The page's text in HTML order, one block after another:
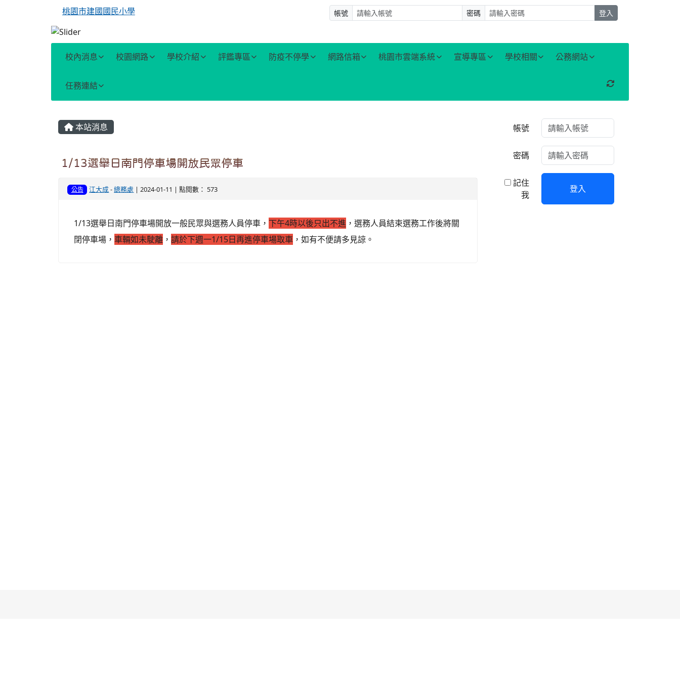
桃園市建國國民小學 帳號 密碼 登入
校內消息 校園網路 學校介紹 評鑑專區 防疫不停學 網路信箱 桃園市雲端系統 宣導專區 學校相關 公務網站
任務連結 重新取得佈景設定
主內容區域
本站消息
1/13選舉日南門停車場開放民眾停車
公告 江大成-總務處 | 2024-01-11 | 點閱數： 573
1/13選舉日南門停車場開放一般民眾與選務人員停車， 下午4時以後只出不進，選務人員結束選務工作後將關
閉停車場， 車輛如未駛離， 請於下週一1/15日再進停車場取車，如有不便請多見諒。
右邊區域內容
帳號
密碼
記住
我
登入